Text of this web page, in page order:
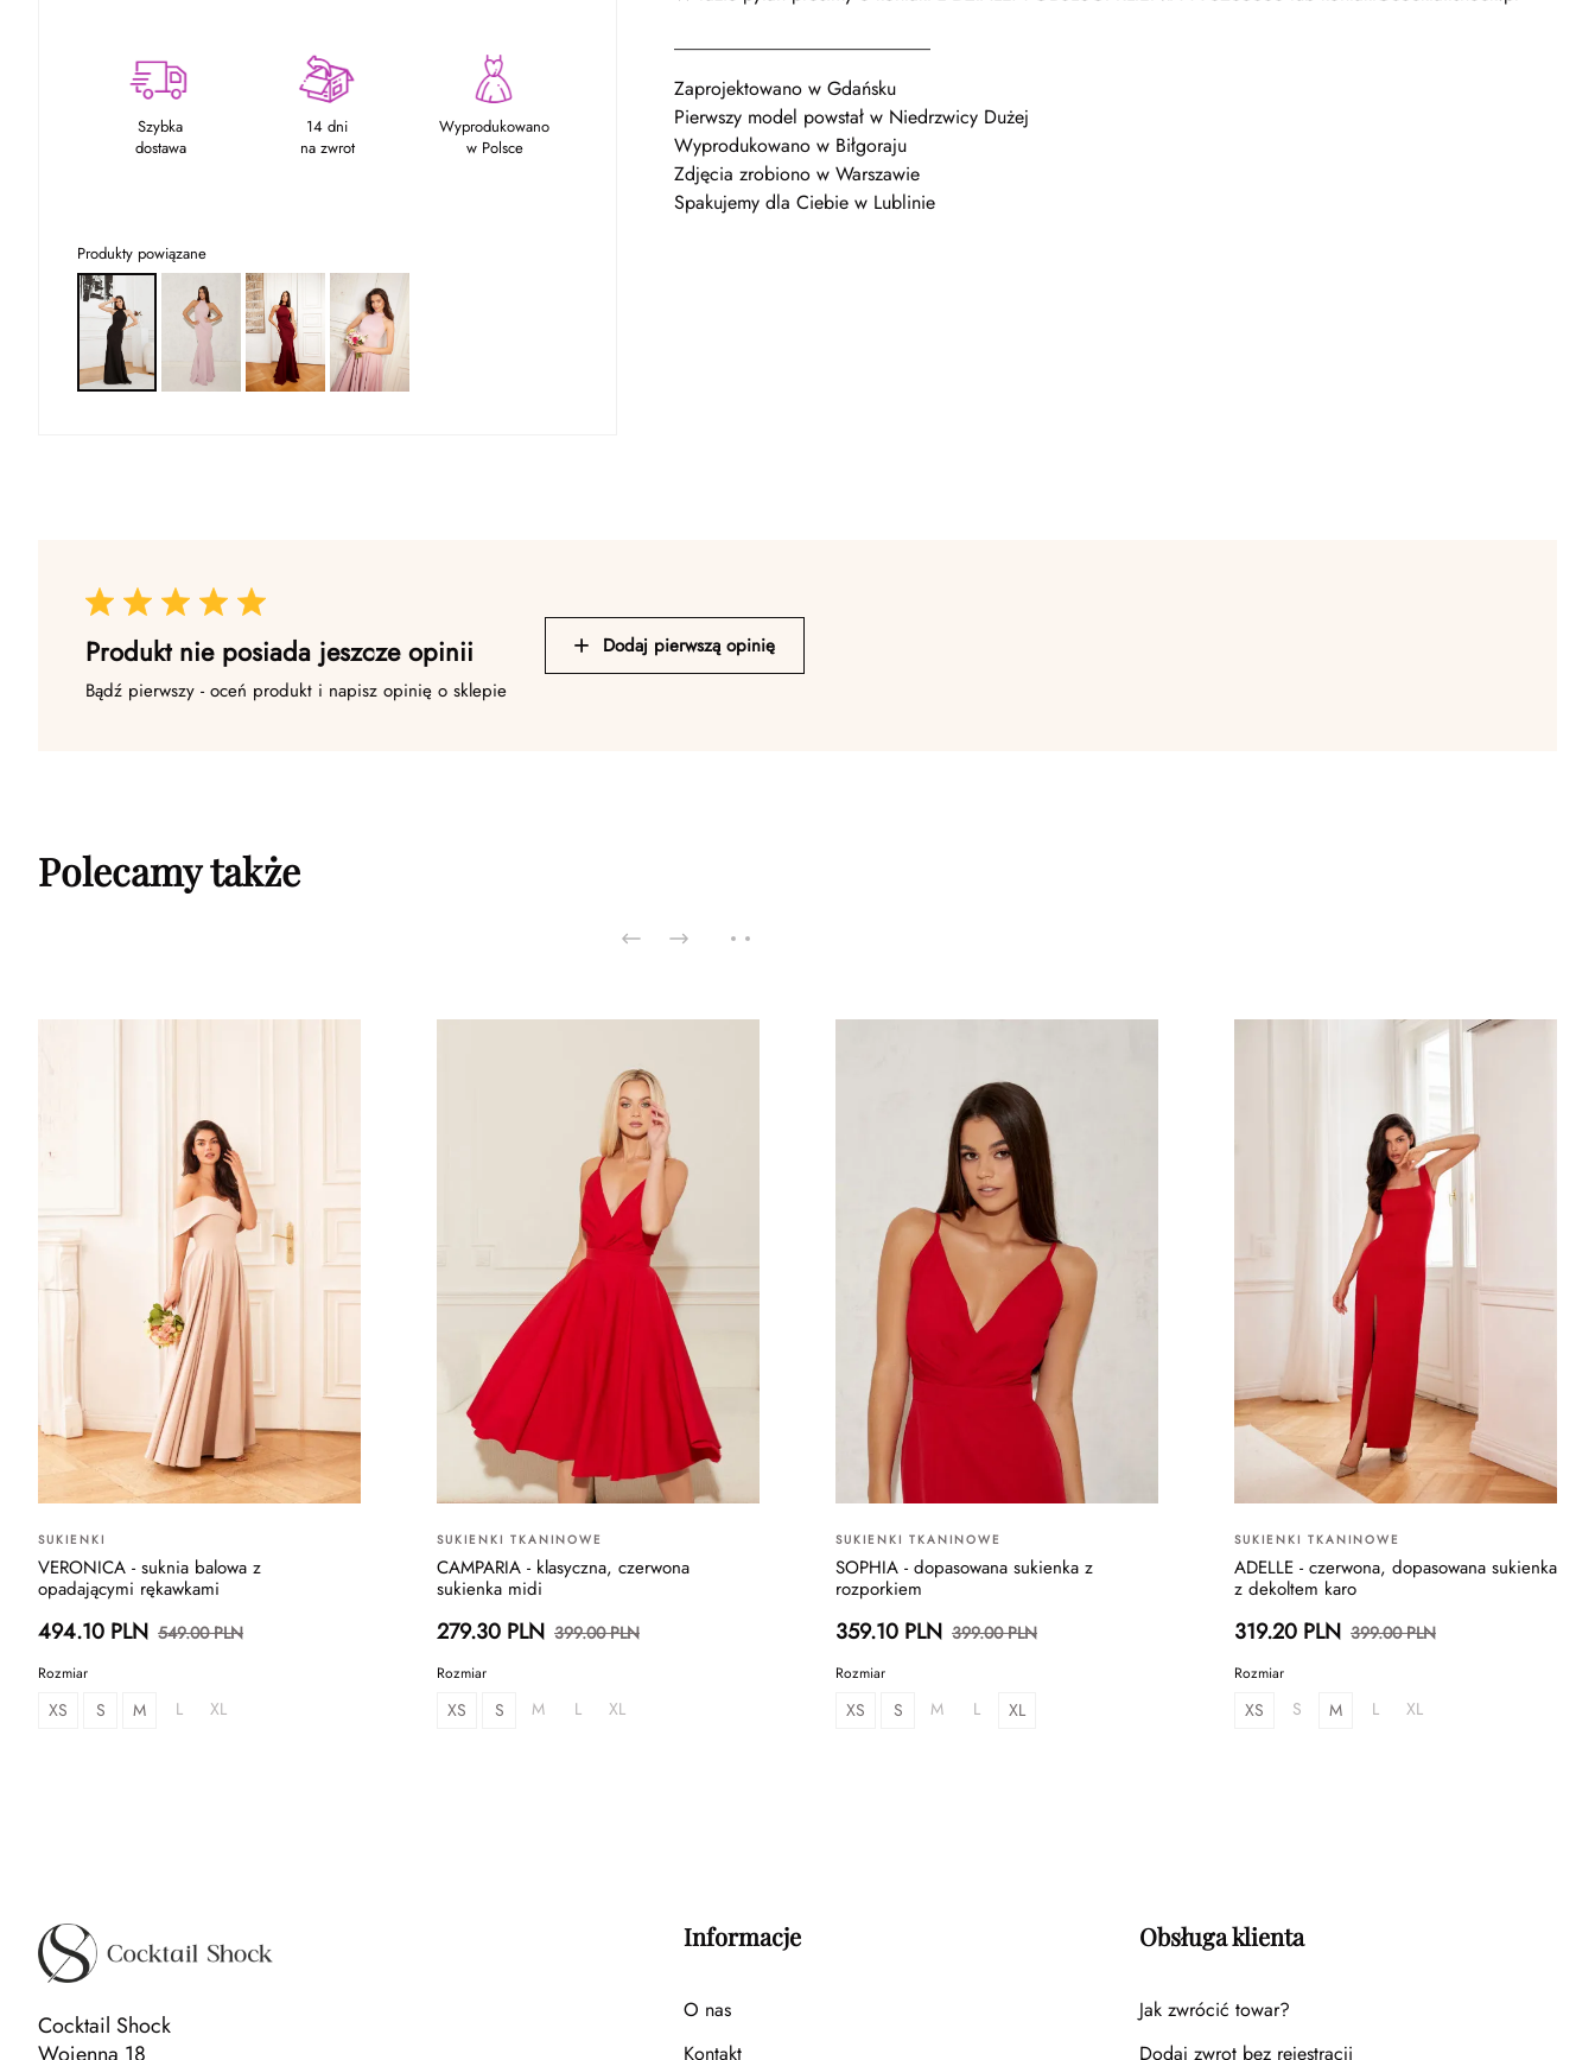
Szybka
dostawa
14 dni
na zwrot
Wyprodukowano
w Polsce
Produkty powiązane
Zaprojektowano w Gdańsku
Pierwszy model powstał w Niedrzwicy Dużej
Wyprodukowano w Biłgoraju
Zdjęcia zrobiono w Warszawie
Spakujemy dla Ciebie w Lublinie
Produkt nie posiada jeszcze opinii
Bądź pierwszy - oceń produkt i napisz opinię o sklepie
Dodaj pierwszą opinię
Polecamy także
SUKIENKI
VERONICA - suknia balowa z
opadającymi rękawkami
494.10 PLN 549.00 PLN
Rozmiar
XS S M L XL
SUKIENKI TKANINOWE
CAMPARIA - klasyczna, czerwona
sukienka midi
279.30 PLN 399.00 PLN
Rozmiar
XS S M L XL
SUKIENKI TKANINOWE
SOPHIA - dopasowana sukienka z
rozporkiem
359.10 PLN 399.00 PLN
Rozmiar
XS S M L XL
SUKIENKI TKANINOWE
ADELLE - czerwona, dopasowana sukienka
z dekoltem karo
319.20 PLN 399.00 PLN
Rozmiar
XS S M L XL
Cocktail Shock
Informacje
O nas
Kontakt
Obsługa klienta
Jak zwrócić towar?
Dodaj zwrot bez rejestracji